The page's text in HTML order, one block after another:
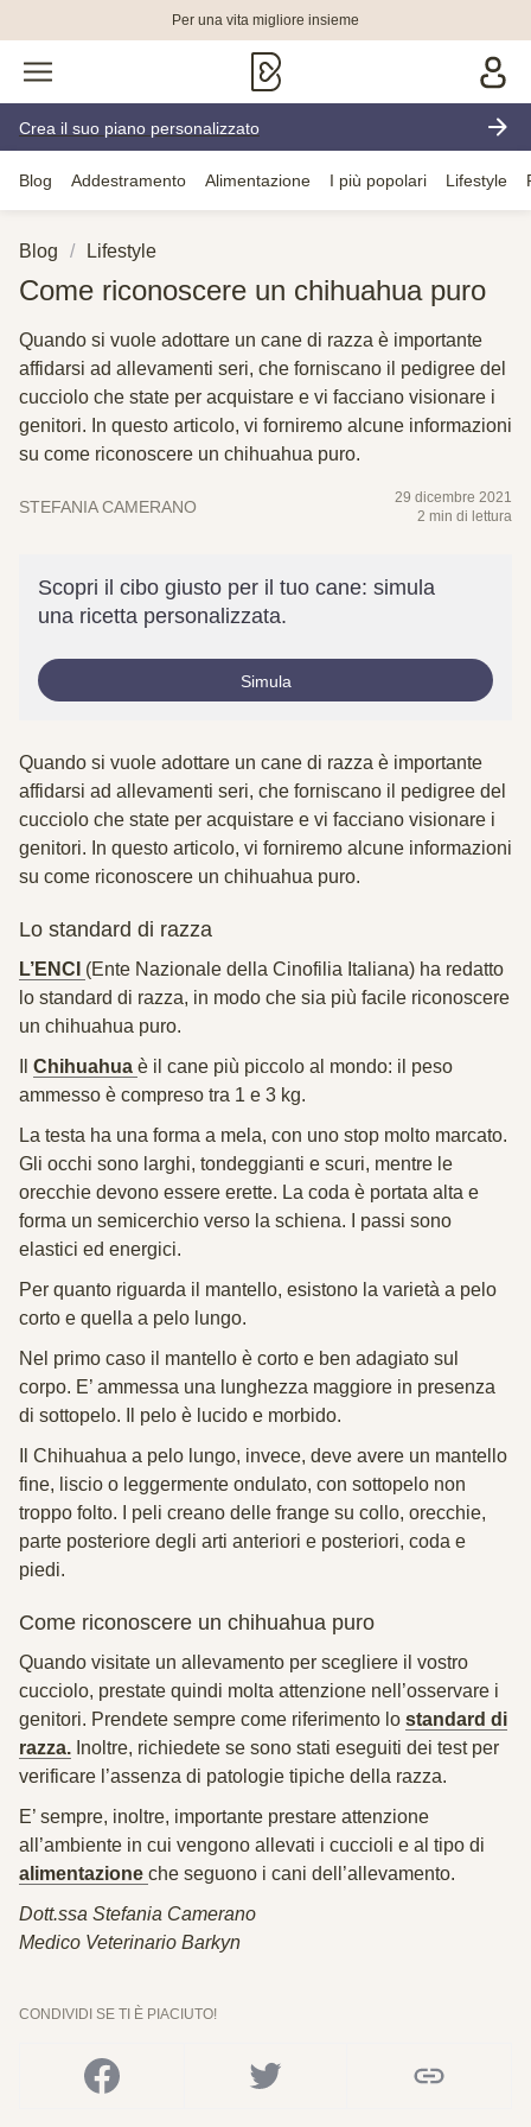
Per una vita migliore insieme
Crea il suo piano personalizzato
Blog Addestramento Alimentazione I più popolari Lifestyle
Blog Lifestyle
Come riconoscere un chihuahua puro
Quando si vuole adottare un cane di razza è importante
affidarsi ad allevamenti seri, che forniscano il pedigree del
cucciolo che state per acquistare e vi facciano visionare i
genitori. In questo articolo, vi forniremo alcune informazioni
su come riconoscere un chihuahua puro.
STEFANIA CAMERANO
29 dicembre 2021
2 min di lettura
Scopri il cibo giusto per il tuo cane: simula
una ricetta personalizzata.
Simula
Quando si vuole adottare un cane di razza è importante
affidarsi ad allevamenti seri, che forniscano il pedigree del
cucciolo che state per acquistare e vi facciano visionare i
genitori. In questo articolo, vi forniremo alcune informazioni
su come riconoscere un chihuahua puro.
Lo standard di razza
L’ENCI (Ente Nazionale della Cinofilia Italiana) ha redatto
lo standard di razza, in modo che sia più facile riconoscere
un chihuahua puro.
Chihuahua è il cane più piccolo al mondo: il peso
ammesso è compreso tra 1 e 3 kg.
La testa ha una forma a mela, con uno stop molto marcato.
Gli occhi sono larghi, tondeggianti e scuri, mentre le
orecchie devono essere erette. La coda è portata alta e
forma un semicerchio verso la schiena. I passi sono
elastici ed energici.
Per quanto riguarda il mantello, esistono la varietà a pelo
corto e quella a pelo lungo.
Nel primo caso il mantello è corto e ben adagiato sul
corpo. E’ ammessa una lunghezza maggiore in presenza
di sottopelo. Il pelo è lucido e morbido.
Il Chihuahua a pelo lungo, invece, deve avere un mantello
fine, liscio o leggermente ondulato, con sottopelo non
troppo folto. I peli creano delle frange su collo, orecchie,
parte posteriore degli arti anteriori e posteriori, coda e
piedi.
Come riconoscere un chihuahua puro
Quando visitate un allevamento per scegliere il vostro
cucciolo, prestate quindi molta attenzione nell’osservare i
genitori. Prendete sempre come riferimento lo standard di
razza. Inoltre, richiedete se sono stati eseguiti dei test per
verificare l’assenza di patologie tipiche della razza.
E’ sempre, inoltre, importante prestare attenzione
all’ambiente in cui vengono allevati i cuccioli e al tipo di
alimentazione che seguono i cani dell’allevamento.
Dott.ssa Stefania Camerano
Medico Veterinario Barkyn
CONDIVIDI SE TI È PIACIUTO!